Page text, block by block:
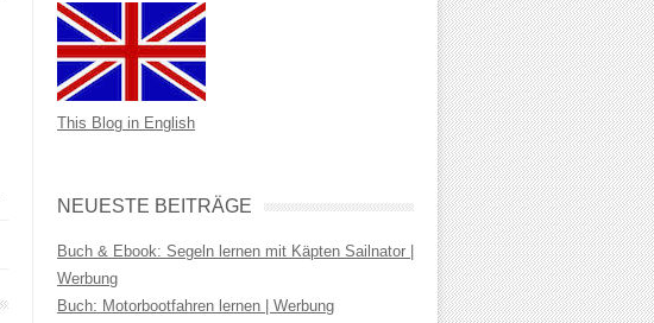
This Blog in English
NEUESTE BEITRÄGE
Buch & Ebook: Segeln lernen mit Käpten Sailnator |
Werbung
Buch: Motorbootfahren lernen | Werbung